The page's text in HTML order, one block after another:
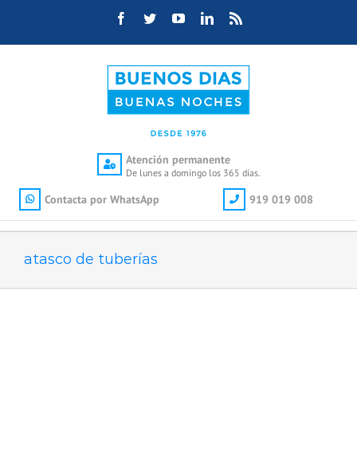
Facebook
TwitterYouTubeLinkedIn
Atención permanente
De lunes a domingo los 365 días.
Contacta por WhatsApp 919 019 008
atasco de tuberías